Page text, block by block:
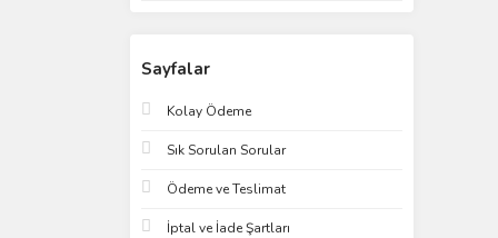
Sayfalar
Kolay Ödeme
Sık Sorulan Sorular
Ödeme ve Teslimat
İptal ve İade Şartları